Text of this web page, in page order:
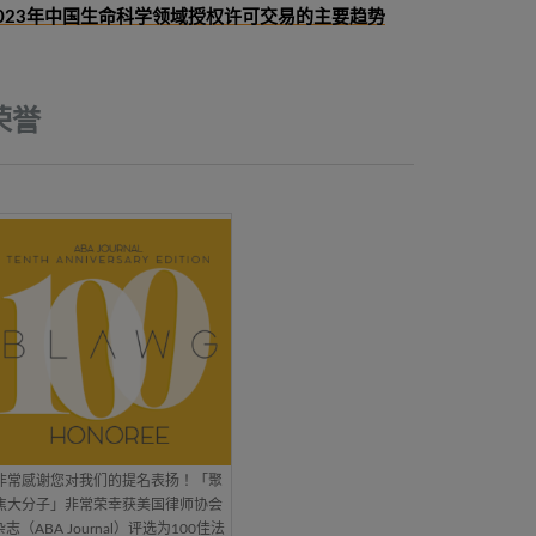
年中国生命科学领域授权许可交易的主要趋势
誉
常感谢您对我们的提名表扬！「聚
大分子」非常荣幸获美国律师协会
志（ABA Journal）评选为100佳法